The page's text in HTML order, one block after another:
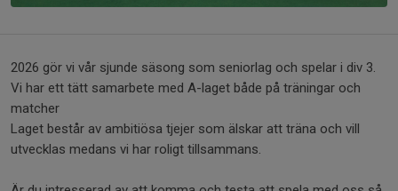
2026 gör vi vår sjunde säsong som seniorlag och spelar i div 3.
Vi har ett tätt samarbete med A-laget både på träningar och
matcher
Laget består av ambitiösa tjejer som älskar att träna och vill
utvecklas medans vi har roligt tillsammans.